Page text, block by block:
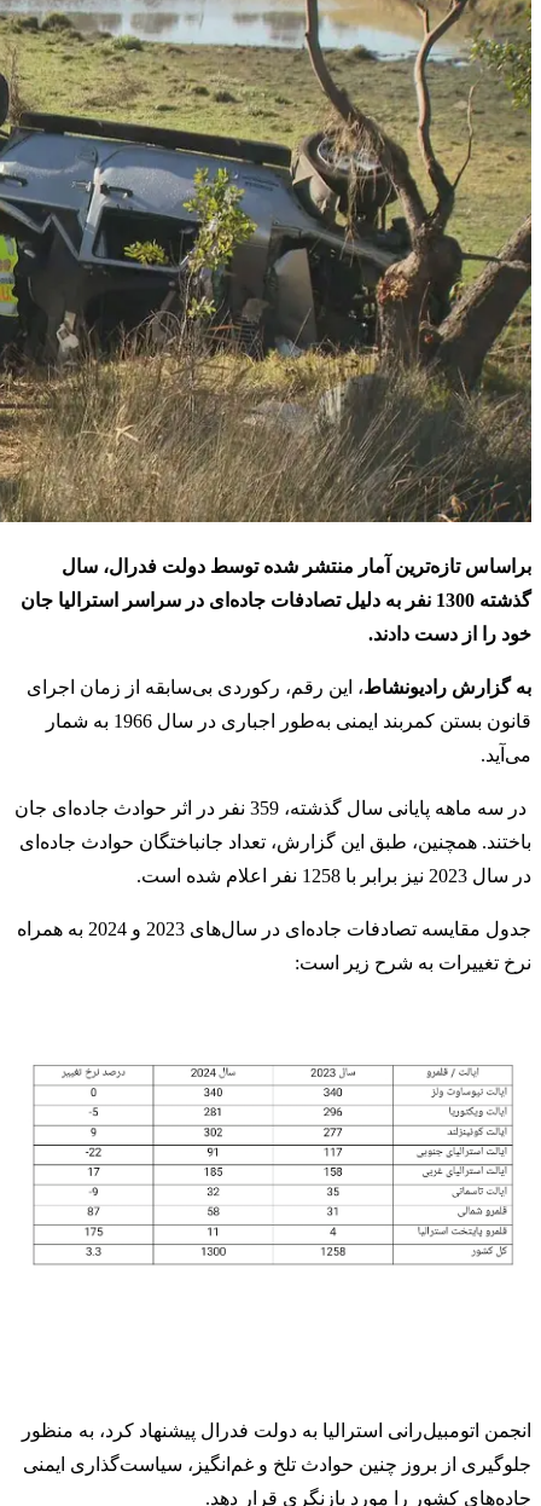
براساس تازه‌ترین آمار منتشر شده توسط دولت فدرال، سال
گذشته 1300 نفر به دلیل تصادفات جاده‌ای در سراسر استرالیا جان
خود را از دست دادند.
به گزارش رادیونشاط، این رقم، رکوردی بی‌سابقه از زمان اجرای
قانون بستن کمربند ایمنی به‌طور اجباری در سال 1966 به شمار
می‌آید.
در سه ماهه پایانی سال گذشته، 359 نفر در اثر حوادث جاده‌ای جان
باختند. همچنین، طبق این گزارش، تعداد جانباختگان حوادث جاده‌ای
در سال 2023 نیز برابر با 1258 نفر اعلام شده است.
جدول مقایسه تصادفات جاده‌ای در سال‌های 2023 و 2024 به همراه
نرخ تغییرات به شرح زیر است:
انجمن اتومبیل‌رانی استرالیا به دولت فدرال پیشنهاد کرد، به منظور
جلوگیری از بروز چنین حوادث تلخ و غم‌انگیز، سیاست‌گذاری ایمنی
جاده‌های کشور را مورد بازنگری قرار دهد.